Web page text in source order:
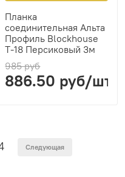
Планка
соединительная Альта
Профиль Blockhouse
Т-18 Персиковый 3м
985 руб
886.50 руб/шт
Следующая